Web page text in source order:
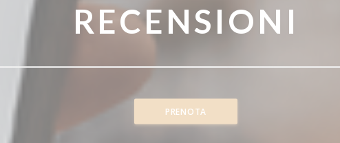
RECENSIONI
PRENOTA